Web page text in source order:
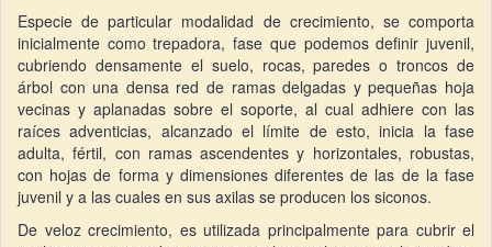
Especie de particular modalidad de crecimiento, se comporta
inicialmente como trepadora, fase que podemos definir juvenil,
cubriendo densamente el suelo, rocas, paredes o troncos de
árbol con una densa red de ramas delgadas y pequeñas hoja
vecinas y aplanadas sobre el soporte, al cual adhiere con las
raíces adventicias, alcanzado el límite de esto, inicia la fase
adulta, fértil, con ramas ascendentes y horizontales, robustas,
con hojas de forma y dimensiones diferentes de las de la fase
juvenil y a las cuales en sus axilas se producen los siconos.
De veloz crecimiento, es utilizada principalmente para cubrir el